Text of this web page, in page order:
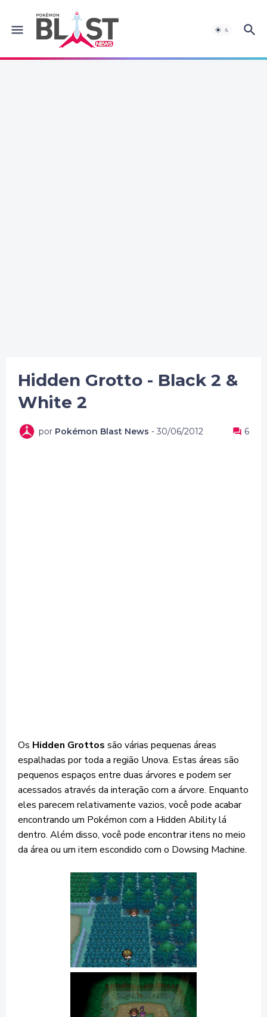
Hidden Grotto - Black 2 &
White 2
por Pokémon Blast News - 30/06/2012 6
Os Hidden Grottos são várias pequenas áreas
espalhadas por toda a região Unova. Estas áreas são
pequenos espaços entre duas árvores e podem ser
acessados através da interação com a árvore. Enquanto
eles parecem relativamente vazios, você pode acabar
encontrando um Pokémon com a Hidden Ability lá
dentro. Além disso, você pode encontrar itens no meio
da área ou um item escondido com o Dowsing Machine.